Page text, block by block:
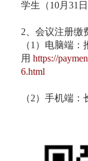
学生（10月31
2、会议注册缴
（1）电脑端：
用 https://
6.html
（2）手机端